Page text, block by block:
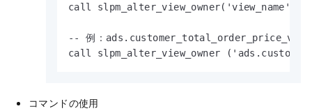
call slpm_alter_view_owner('view_name',
-- 例：ads.customer_total_order_price_view
call slpm_alter_view_owner
コマンドの使用